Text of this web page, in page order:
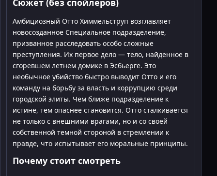
Сюжет (без спойлеров)
Амбициозный Отто Химмельструп возглавляет
новосозданное Специальное подразделение,
призванное расследовать особо сложные
преступления. Их первое дело — тело, найденное в
сгоревшем летнем домике в Эсбьерге. Это
необычное убийство быстро выводит Отто и его
команду на борьбу за власть и коррупцию среди
городской элиты. Чем ближе подразделение к
истине, тем опаснее становится. Отто сталкивается
не только с внешними врагами, но и со своей
собственной темной стороной в стремлении к
правде, что испытывает его моральные принципы.
Почему стоит смотреть